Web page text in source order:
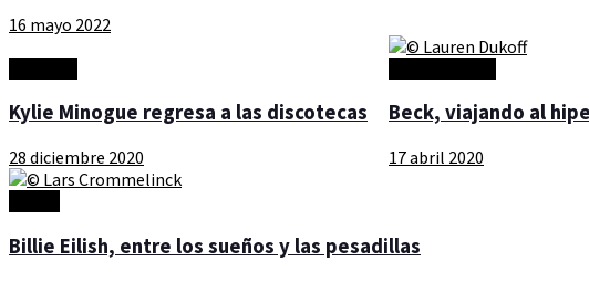
16 mayo 2022
Kylie Minogue regresa a las discotecas
28 diciembre 2020
Beck, viajando al
17 abril 2020
Billie Eilish, entre los sueños y las pesadillas